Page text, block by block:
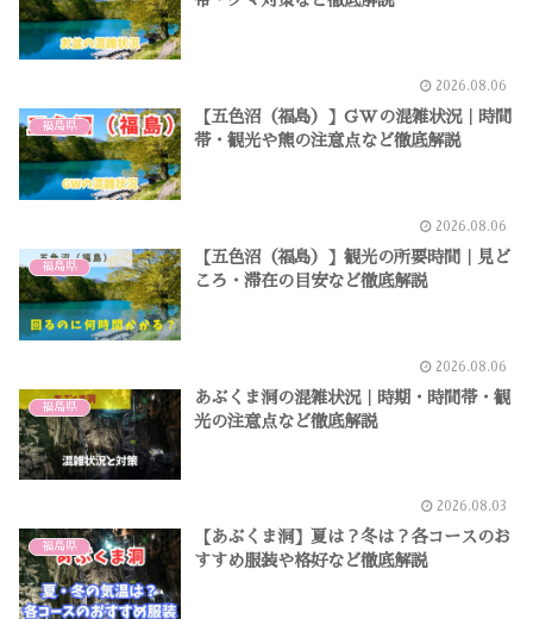
2026.08.06
福島県
【五色沼（福島）】GWの混雑状況｜時間
帯・観光や熊の注意点など徹底解説
2026.08.06
福島県
【五色沼（福島）】観光の所要時間｜見ど
ころ・滞在の目安など徹底解説
2026.08.06
福島県
あぶくま洞の混雑状況｜時期・時間帯・観
光の注意点など徹底解説
2026.08.03
福島県
【あぶくま洞】夏は？冬は？各コースのお
すすめ服装や格好など徹底解説